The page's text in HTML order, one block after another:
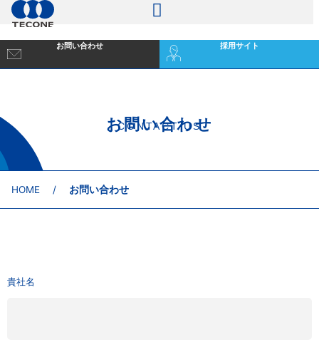
お問い合わせ 採用サイト
お問い合わせ
CONTACT US
HOME / お問い合わせ
貴社名